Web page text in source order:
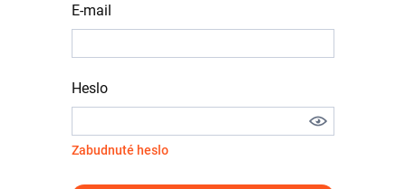
E-mail
Heslo
Zabudnuté heslo